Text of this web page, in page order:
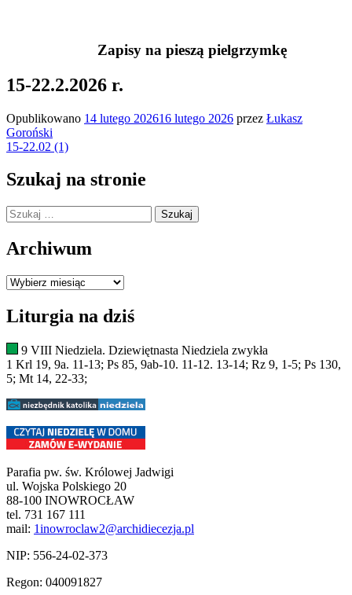
Zapisy na pieszą pielgrzymkę
15-22.2.2026 r.
Opublikowano 14 lutego 202616 lutego 2026 przez Łukasz
Goroński
15-22.02 (1)
Szukaj na stronie
Szukaj:
Archiwum
Archiwum
Liturgia na dziś
9 VIII Niedziela. Dziewiętnasta Niedziela zwykła
1 Krl 19, 9a. 11-13; Ps 85, 9ab-10. 11-12. 13-14; Rz 9, 1-5; Ps 130,
5; Mt 14, 22-33;
Parafia pw. św. Królowej Jadwigi
ul. Wojska Polskiego 20
88-100 INOWROCŁAW
tel. 731 167 111
mail: 1inowroclaw2@archidiecezja.pl
NIP: 556-24-02-373
Regon: 040091827